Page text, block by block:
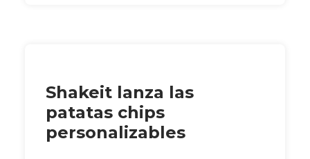
Shakeit lanza las
patatas chips
personalizables